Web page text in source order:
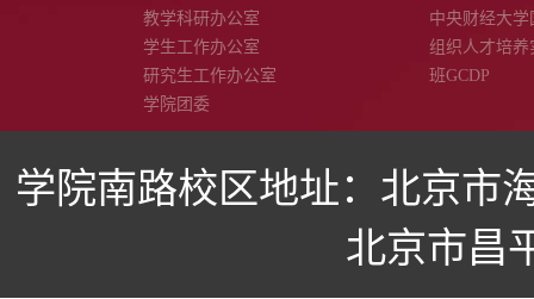
教学科研办公室
学生工作办公室
研究生工作办公室
学院团委
中央财经大学
组织人才培养
班GCDP
学院南路校区地址：北京市
北京市昌